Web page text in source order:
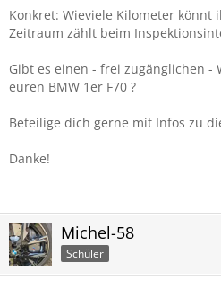
Konkret: Wieviele Kilometer könnt
Zeitraum zählt beim
Gibt es einen - frei zugänglichen -
euren BMW 1er F70 ?
Beteilige dich gerne mit Infos zu
Danke!
Michel-58
Schüler